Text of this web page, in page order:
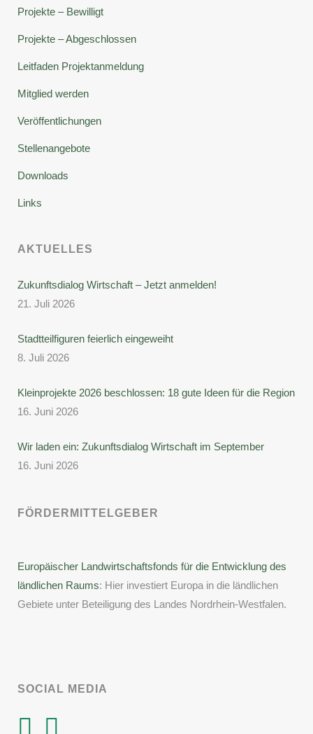
Projekte – Bewilligt
Projekte – Abgeschlossen
Leitfaden Projektanmeldung
Mitglied werden
Veröffentlichungen
Stellenangebote
Downloads
Links
AKTUELLES
Zukunftsdialog Wirtschaft – Jetzt anmelden!
21. Juli 2026
Stadtteilfiguren feierlich eingeweiht
8. Juli 2026
Kleinprojekte 2026 beschlossen: 18 gute Ideen für die Region
16. Juni 2026
Wir laden ein: Zukunftsdialog Wirtschaft im September
16. Juni 2026
FÖRDERMITTELGEBER
Europäischer Landwirtschaftsfonds für die Entwicklung des
ländlichen Raums: Hier investiert Europa in die ländlichen
Gebiete unter Beteiligung des Landes Nordrhein-Westfalen.
SOCIAL MEDIA